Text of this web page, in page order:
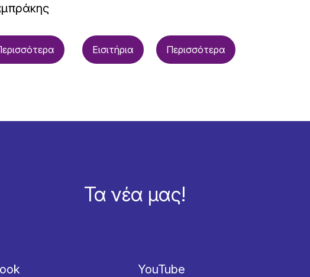
Εισιτήρια Περισσότερα
Τα νέα μας!
YouTube